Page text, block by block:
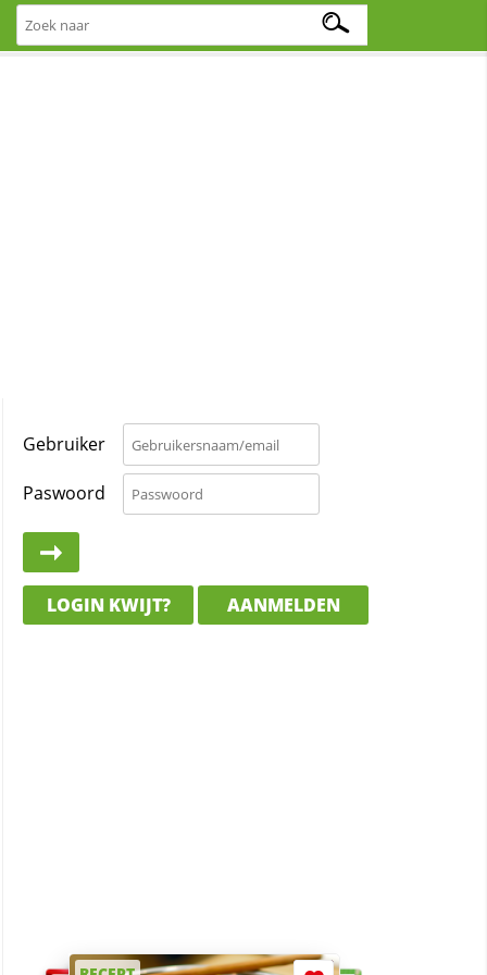
Gebruiker
Paswoord
LOGIN KWIJT? AANMELDEN